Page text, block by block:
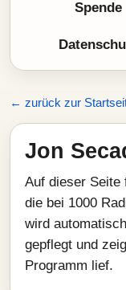
Spende
← zurück zur
Jon
Auf dieser Seite
die bei 1000
wird
gepflegt und
Programm lief.